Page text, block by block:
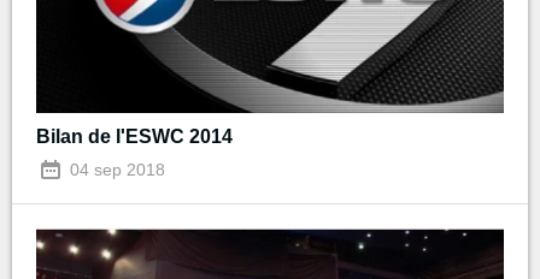
Bilan de l'ESWC 2014
04 sep 2018